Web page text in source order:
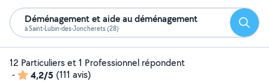
Déménagement et aide au déménagement
à Saint-Lubin-des-Joncherets (28)
12 Particuliers et 1 Professionnel répondent
-
4,2/5 (111 avis)